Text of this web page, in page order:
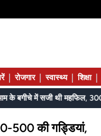
रोजगार स्वास्थ्य शिक्षा
500 की गड्डियां,